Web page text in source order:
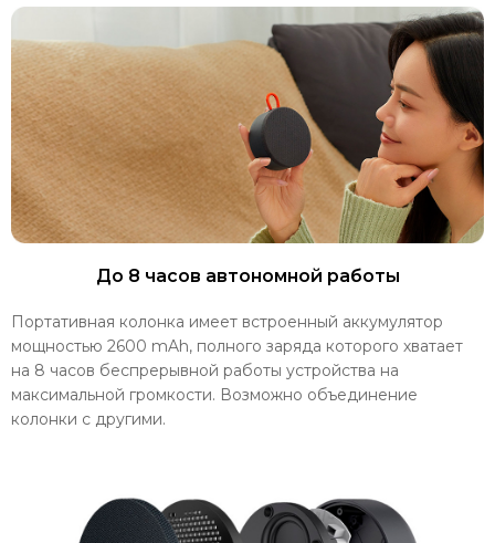
До 8 часов автономной работы
Портативная колонка имеет встроенный аккумулятор
мощностью 2600 mAh, полного заряда которого хватает
на 8 часов беспрерывной работы устройства на
максимальной громкости. Возможно объединение
колонки с другими.